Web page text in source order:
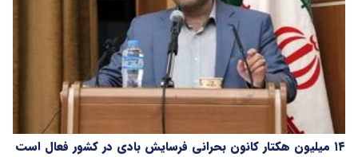
۱۴ میلیون هکتار کانون بحرانی فرسایش بادی در کشور فعال است